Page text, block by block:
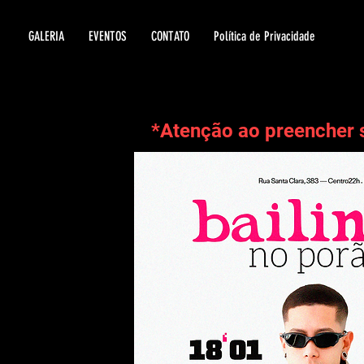
GALERIA EVENTOS CONTATO Política de Privacidade
*Atenção ao